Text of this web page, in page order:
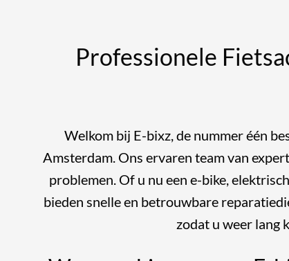
Professionele
Welkom bij E-bixz, de nummer één
Amsterdam. Ons ervaren team van
problemen. Of u nu een e-bike,
bieden snelle en betrouwbare
zodat u weer lang